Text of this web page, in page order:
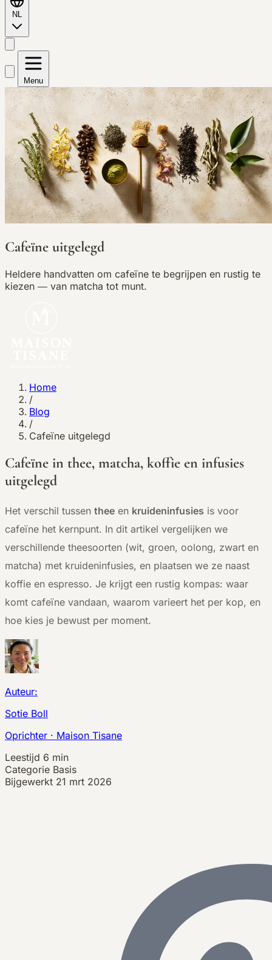
NL
Menu
Cafeïne uitgelegd
Heldere handvatten om cafeïne te begrijpen en rustig te
kiezen — van matcha tot munt.
Home
/
Blog
/
Cafeïne uitgelegd
Cafeïne in thee, matcha, koffie en infusies
uitgelegd
Het verschil tussen thee en kruideninfusies is voor
cafeïne het kernpunt. In dit artikel vergelijken we
verschillende theesoorten (wit, groen, oolong, zwart en
matcha) met kruideninfusies, en plaatsen we ze naast
koffie en espresso. Je krijgt een rustig kompas: waar
komt cafeïne vandaan, waarom varieert het per kop, en
hoe kies je bewust per moment.
Auteur:
Sotie Boll
Oprichter · Maison Tisane
Leestijd 6 min
Categorie Basis
Bijgewerkt 21 mrt 2026